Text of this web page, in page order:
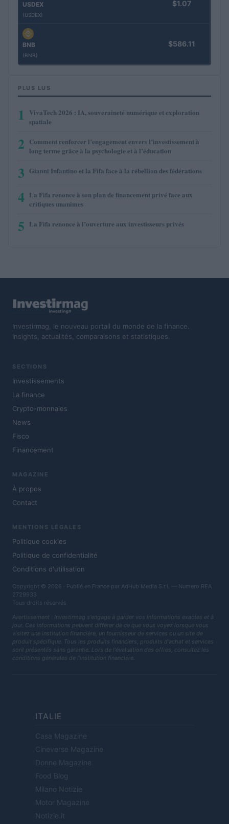
USDEX
(USDEX)
$1.07
BNB
(BNB)
$586.11
PLUS LUS
1
VivaTech 2026 : IA, souveraineté numérique et exploration
spatiale
2 Comment renforcer l’engagement envers l’investissement à
long terme grâce à la psychologie et à l’éducation
3 Gianni Infantino et la Fifa face à la rébellion des fédérations
4 La Fifa renonce à son plan de financement privé face aux
critiques unanimes
5 La Fifa renonce à l’ouverture aux investisseurs privés
Investirmag, le nouveau portail du monde de la finance.
Insights, actualités, comparaisons et statistiques.
SECTIONS
Investissements
La finance
Crypto-monnaies
News
Fisco
Financement
MAGAZINE
À propos
Contact
MENTIONS LÉGALES
Politique cookies
Politique de confidentialité
Conditions d'utilisation
Copyright © 2026 · Publié en France par AdHub Media S.r.l. — Numero REA
2729933
Tous droits réservés
Avertissement : Investirmag s'engage à garder vos informations exactes et à
jour. Ces informations peuvent différer de ce que vous voyez lorsque vous
visitez une institution financière, un fournisseur de services ou un site de
produit spécifique. Tous les produits financiers, produits d'achat et services
sont présentés sans garantie. Lors de l'évaluation des offres, consultez les
conditions générales de l'institution financière.
ITALIE
Casa Magazine
Cineverse Magazine
Donne Magazine
Food Blog
Milano Notizie
Motor Magazine
Notizie.it